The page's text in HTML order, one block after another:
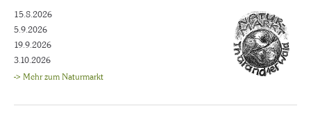
15.8.2026
5.9.2026
19.9.2026
3.10.2026
-> Mehr zum Naturmarkt